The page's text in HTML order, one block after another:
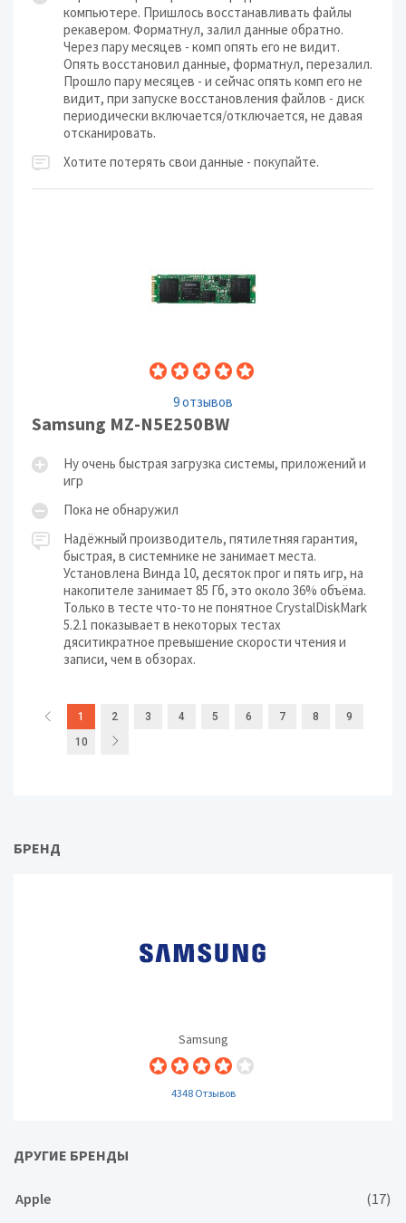
компьютере. Пришлось восстанавливать файлы
рекавером. Форматнул, залил данные обратно.
Через пару месяцев - комп опять его не видит.
Опять восстановил данные, форматнул, перезалил.
Прошло пару месяцев - и сейчас опять комп его не
видит, при запуске восстановления файлов - диск
периодически включается/отключается, не давая
отсканировать.
Хотите потерять свои данные - покупайте.
9 отзывов
Samsung MZ-N5E250BW
Ну очень быстрая загрузка системы, приложений и
игр
Пока не обнаружил
Надёжный производитель, пятилетняя гарантия,
быстрая, в системнике не занимает места.
Установлена Винда 10, десяток прог и пять игр, на
накопителе занимает 85 Гб, это около 36% объёма.
Только в тесте что-то не понятное CrystalDiskMark
5.2.1 показывает в некоторых тестах
дяситикратное превышение скорости чтения и
записи, чем в обзорах.
1 2 3 4 5 6 7 8
9
10
БРЕНД
Samsung
4348 Отзывов
ДРУГИЕ БРЕНДЫ
Apple (17)